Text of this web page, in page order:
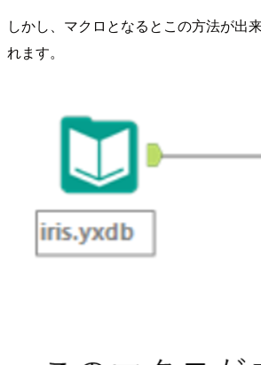
しかし、マクロとなるとこの方法が出
れます。